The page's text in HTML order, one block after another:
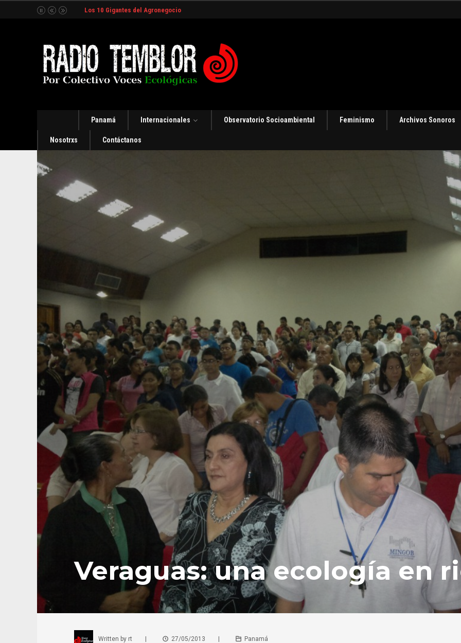
Los 10 Gigantes del Agronegocio
Panamá Internacionales Observatorio Socioambiental Feminismo Archivos Sonoros
Nosotrxs Contáctanos
Veraguas: una ecología en
Written by rt 27/05/2013 Panamá